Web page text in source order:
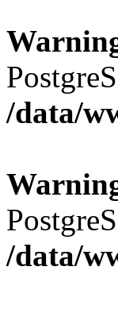
/data/
/data/